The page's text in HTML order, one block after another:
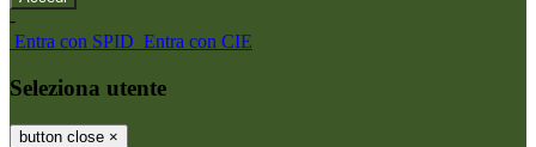
-
Entra con SPID Entra con CIE
Seleziona utente
button close ×